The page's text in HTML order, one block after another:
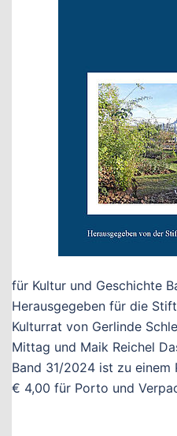
für Kultur und Geschichte
Herausgegeben für die
Kulturrat von Gerlinde
Mittag und Maik Reichel
Band 31/2024 ist zu
€ 4,00 für Porto und